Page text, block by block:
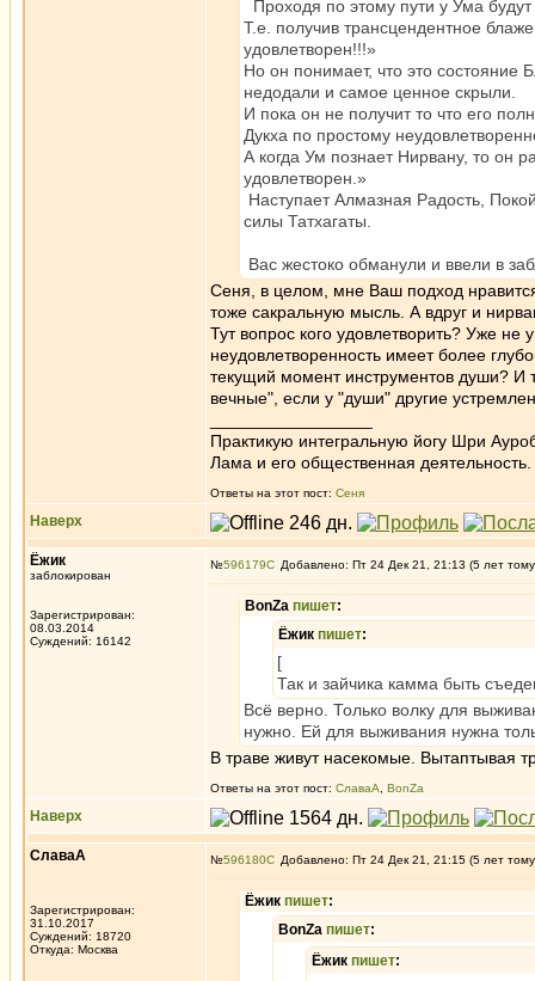
Проходя по этому пути у Ума
Т.е. получив трансцендентное
удовлетворен!!!»
Но он понимает, что это состояние
недодали и самое ценное скрыли.
И пока он не получит то что его
Дукха по простому
А когда Ум познает Нирвану, то он
удовлетворен.»
Наступает Алмазная Радость,
силы Татхагаты.
Вас жестоко обманули и ввели в
Сеня, в целом, мне Ваш подход нравится
тоже сакральную мысль. А вдруг и
Тут вопрос кого удовлетворить? Уже не
неудовлетворенность имеет более
текущий момент инструментов души? И
вечные", если у "души" другие
Практикую интегральную йогу Шри
Лама и его общественная деятельность.
Ответы на этот пост: Сеня
Наверх
Ёжик
заблокирован
Зарегистрирован:
08.03.2014
Суждений: 16142
№596179 Добавлено: Пт 24 Дек 21, 21:13 (5 лет
BonZa пишет:
Ёжик пишет:
[
Так и зайчика камма быть
Всё верно. Только волку для
нужно. Ей для выживания нужна
В траве живут насекомые. Вытаптывая
Ответы на этот пост: СлаваА BonZa
Наверх
СлаваА
Зарегистрирован:
31.10.2017
Суждений: 18720
Откуда: Москва
№596180 Добавлено: Пт 24 Дек 21, 21:15 (5 лет
Ёжик пишет:
BonZa пишет:
Ёжик пишет: